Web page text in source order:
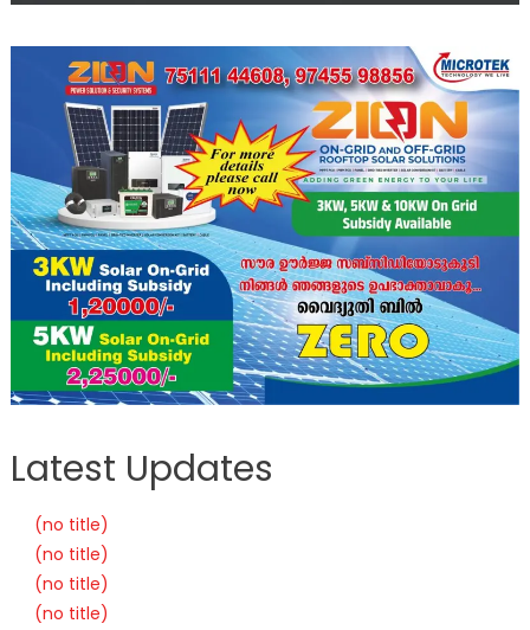
Latest Updates
(no title)
(no title)
(no title)
(no title)